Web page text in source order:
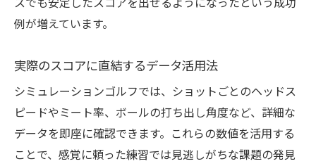
例が増えています。
実際のスコアに直結するデータ活用法
シミュレーションゴルフでは、ショットごとのヘッドス
ピードやミート率、ボールの打ち出し角度など、詳細な
データを即座に確認できます。これらの数値を活用する
ことで、感覚に頼った練習では見逃しがちな課題の発見